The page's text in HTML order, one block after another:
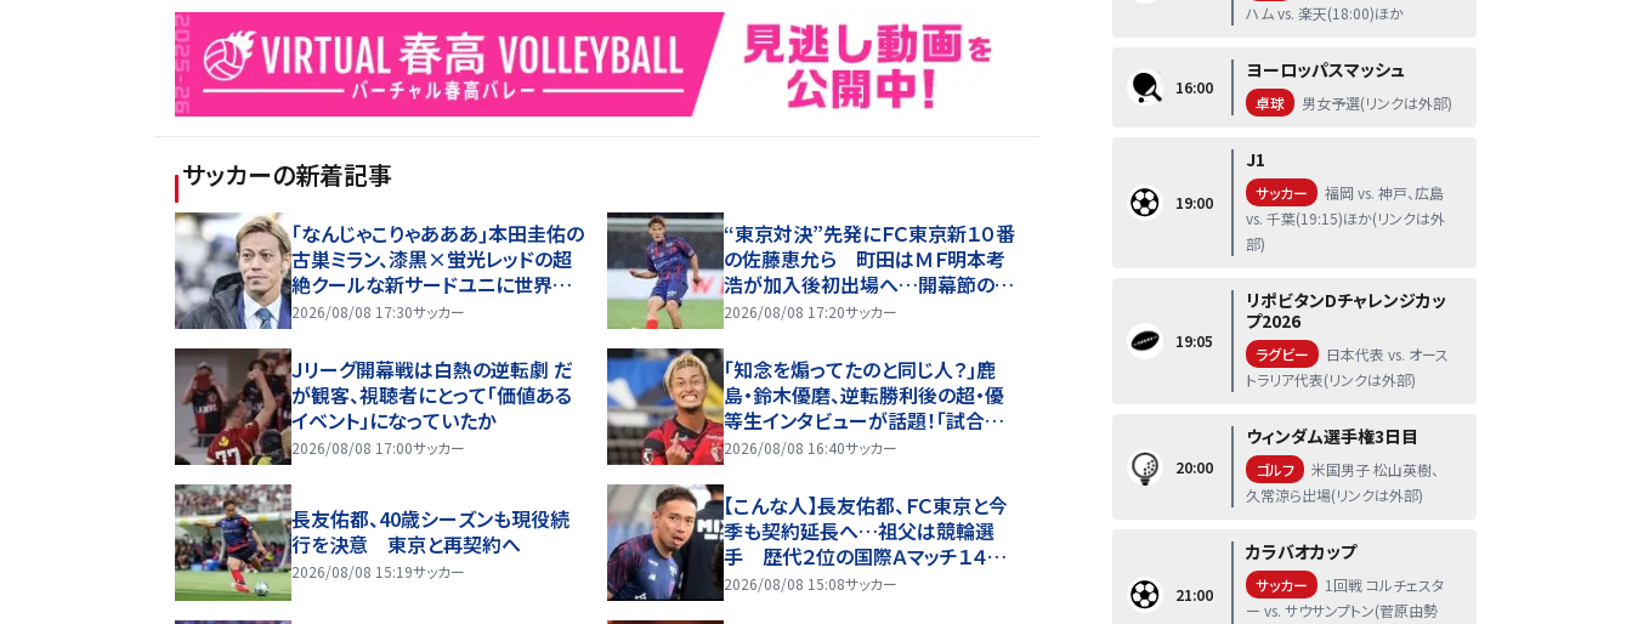
サッカーの新着記事
｢なんじゃこりゃあああ｣本田圭佑の
古巣ミラン、漆黒×蛍光レッドの超
絶クールな新サードユニに世界が
熱狂｢サードなのにズルい｣｢こりゃ
2026/08/08 17:30サッカー
“東京対決”先発にＦＣ東京新１０番
の佐藤恵允ら 町田はＭＦ明本考
浩が加入後初出場へ…開幕節の先
発が発表
2026/08/08 17:20サッカー
Ｊリーグ開幕戦は白熱の逆転劇 だ
が観客、視聴者にとって「価値ある
イベント」になっていたか
2026/08/08 17:00サッカー
｢知念を煽ってたのと同じ人？｣鹿
島・鈴木優磨、逆転勝利後の超・優
等生インタビューが話題！｢試合中
とのギャップw｣｢礼儀正しいイケメ
2026/08/08 16:40サッカー
長友佑都、40歳シーズンも現役続
行を決意 東京と再契約へ
2026/08/08 15:19サッカー
【こんな人】長友佑都、ＦＣ東京と今
季も契約延長へ…祖父は競輪選
手 歴代２位の国際Ａマッチ１４６
試合出場
2026/08/08 15:08サッカー
ハム vs. 楽天(18:00)ほか
16:00
ヨーロッパスマッシュ
卓球 男女予選(リンクは外部)
19:00
J1
サッカー
福岡 vs. 神戸、広島
vs. 千葉(19:15)ほか(リンクは外
部)
19:05
リポビタンDチャレンジカッ
プ2026
ラグビー
日本代表 vs. オース
トラリア代表(リンクは外部)
20:00
ウィンダム選手権3日目
ゴルフ
米国男子 松山英樹、
久常涼ら出場(リンクは外部)
21:00
カラバオカップ
サッカー
1回戦 コルチェスタ
ー vs. サウサンプトン(菅原由勢